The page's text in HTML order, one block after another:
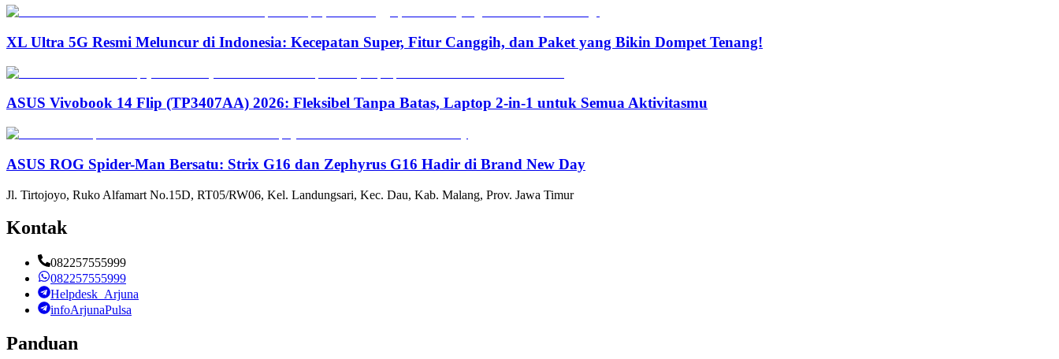
XL Ultra 5G Resmi Meluncur di Indonesia: Kecepatan Super, Fitur Canggih, dan Paket yang Bikin Dompet Tenang!
ASUS Vivobook 14 Flip (TP3407AA) 2026: Fleksibel Tanpa Batas, Laptop 2-in-1 untuk Semua Aktivitasmu
ASUS ROG Spider-Man Bersatu: Strix G16 dan Zephyrus G16 Hadir di Brand New Day
Jl. Tirtojoyo, Ruko Alfamart No.15D, RT05/RW06, Kel. Landungsari, Kec. Dau, Kab. Malang, Prov. Jawa Timur
Kontak
082257555999
082257555999
Helpdesk_Arjuna
infoArjunaPulsa
Panduan